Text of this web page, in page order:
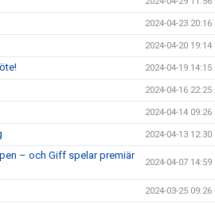
2024-04-23 20:16
2024-04-20 19:14
2024-04-19 14:15
2024-04-16 22:25
2024-04-14 09:26
2024-04-13 12:30
– och Giff spelar premiär
2024-04-07 14:59
2024-03-25 09:26